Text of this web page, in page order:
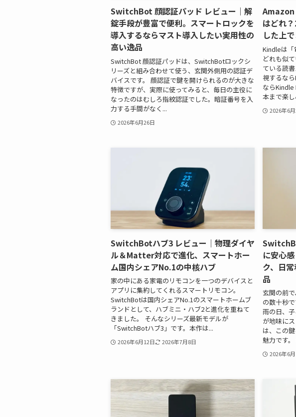
SwitchBot 顔認証パッド レビュー｜解
錠手段が豊富で便利。スマートロックを
導入するならマスト導入したい実用性の
高い逸品
SwitchBot 顔認証パッドは、SwitchBotロックシ
リーズと組み合わせて使う、玄関外側用の認証デ
バイスです。 顔認証で鍵を開けられるのが大きな
特徴ですが、実際に使ってみると、毎日の主役に
なったのはむしろ指紋認証でした。暗証番号を入
力する手間がなく...
2026年6月26日
はどれ
した上
Kindleは「
どれも似
ている読
視するな
なら
本まで楽
2026年6
SwitchBotハブ3 レビュー｜物理ダイヤ
ル＆Matter対応で進化、スマートホー
ム国内シェアNo.1の中核ハブ
家の中にある家電のリモコンを一つのデバイスと
アプリに集約してくれるスマートリモコン。
SwitchBotは国内シェアNo.1のスマートホームブ
ランドとして、ハブミニ・ハブ2と進化を重ねて
きました。 そんなシリーズ最新モデルが
「SwitchBotハブ3」です。本作は...
2026年6月12日 2026年7月8日
に安心
ク、日
品
玄関の前
の数十秒
雨の日、
が地味に
は、この
魅力です
2026年6